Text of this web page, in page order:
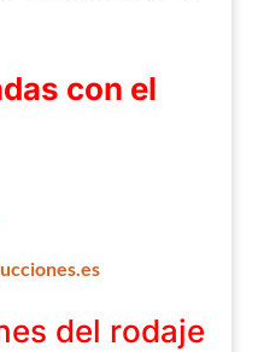
con el
del rodaje